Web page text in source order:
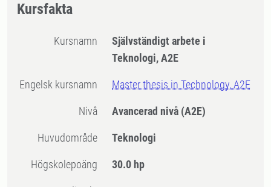
Kursfakta
Kursnamn
Självständigt arbete i
Teknologi, A2E
Engelsk kursnamn Master thesis in Technology, A2E
Nivå Avancerad nivå (A2E)
Huvudområde Teknologi
högskolepoäng 30.0 hp